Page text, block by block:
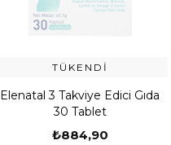
TÜKENDI
Elenatal 3 Takviye Edici Gıda
30 Tablet
₺884,90